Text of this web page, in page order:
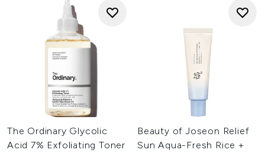
The Ordinary Glycolic
Acid 7% Exfoliating Toner
Beauty of Joseon Relief
Sun Aqua-Fresh Rice +